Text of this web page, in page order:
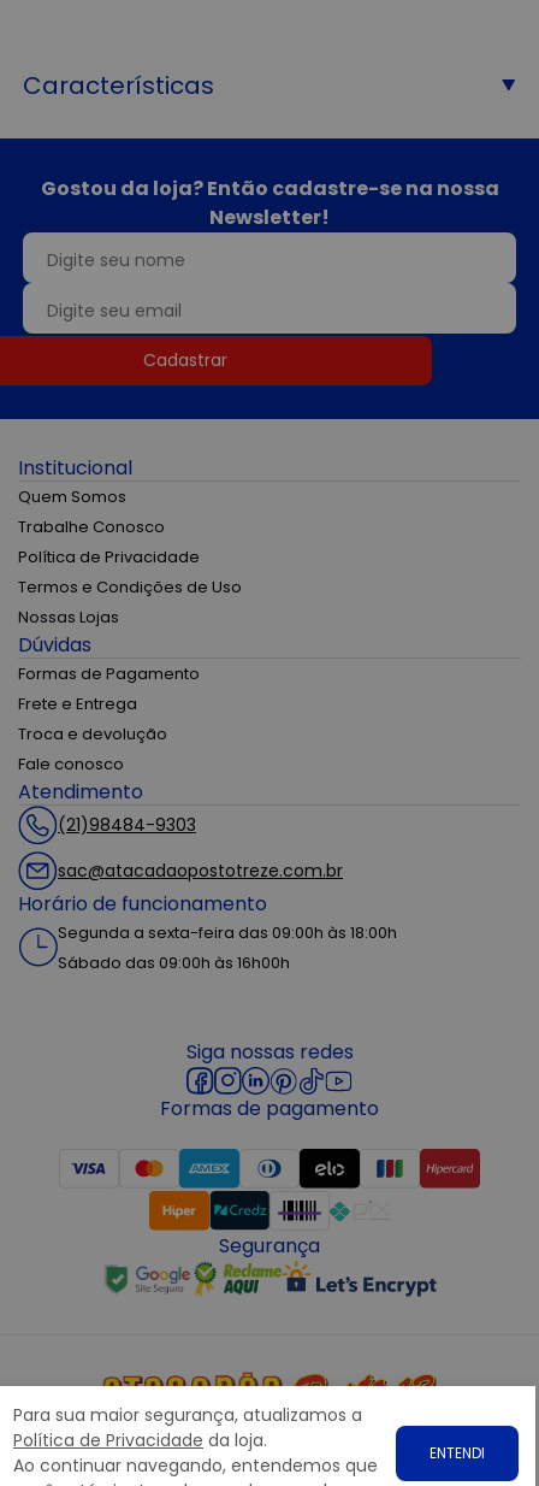
Para sua maior segurança, atualizamos a
Política de Privacidade da loja.
Ao continuar navegando, entendemos que
ENTENDI
Características
Gostou da loja? Então cadastre-se na nossa
Newsletter!
Cadastrar
Institucional
Quem Somos
Trabalhe Conosco
Política de Privacidade
Termos e Condições de Uso
Nossas Lojas
Dúvidas
Formas de Pagamento
Frete e Entrega
Troca e devolução
Fale conosco
Atendimento
(21)98484-9303
sac@atacadaopostotreze.com.br
Horário de funcionamento
Segunda a sexta-feira das 09:00h às 18:00h
Sábado das 09:00h às 16h00h
Siga nossas redes
Formas de pagamento
Segurança
Copyright © 2022 ATACADÃO POSTO 13 - Todos os direitos
reservados. CNPJ: 15.360.767/0001-07